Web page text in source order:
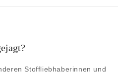
Stoffliebhaberinnen und